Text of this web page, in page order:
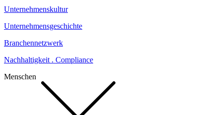
Unternehmenskultur
Unternehmensgeschichte
Branchennetzwerk
Nachhaltigkeit . Compliance
Menschen